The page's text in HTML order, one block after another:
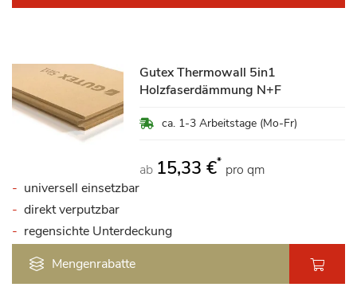
Gutex Thermowall 5in1
Holzfaserdämmung N+F
ca. 1-3 Arbeitstage (Mo-Fr)
ab 15,33 €* pro qm
universell einsetzbar
direkt verputzbar
regensichte Unterdeckung
Mengenrabatte